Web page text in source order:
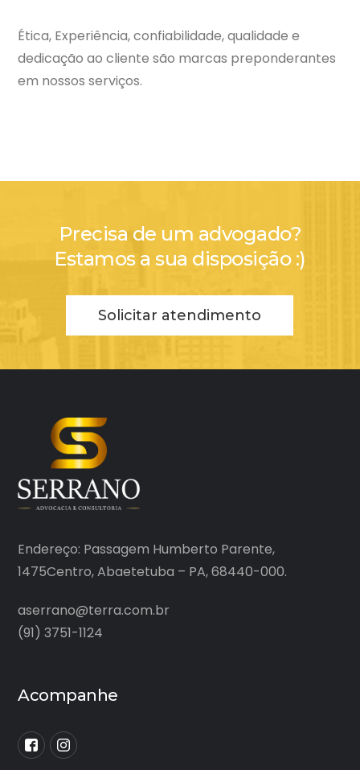
Ética, Experiência, confiabilidade, qualidade e
dedicação ao cliente são marcas preponderantes
em nossos serviços.
Precisa de um advogado?
Estamos a sua disposição :)
Solicitar atendimento
Endereço: Passagem Humberto Parente,
1475Centro, Abaetetuba – PA, 68440-000.
aserrano@terra.com.br
(91) 3751-1124
Acompanhe